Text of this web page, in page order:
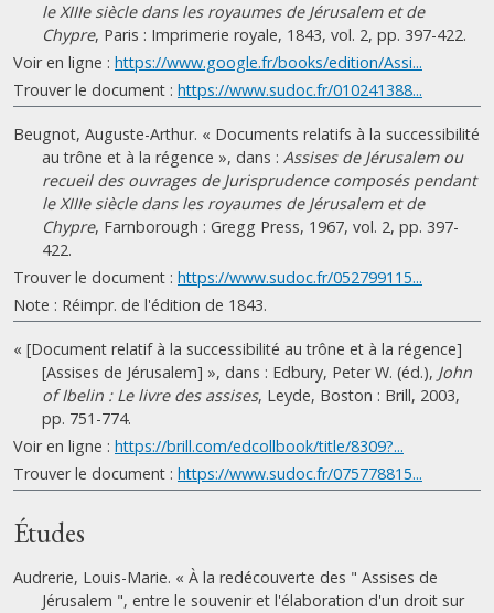
le XIIIe siècle dans les royaumes de Jérusalem et de
Chypre, Paris : Imprimerie royale, 1843, vol. 2, pp. 397-422.
Voir en ligne : https://www.google.fr/books/edition/Assi...
Trouver le document : https://www.sudoc.fr/010241388...
Beugnot, Auguste-Arthur. « Documents relatifs à la successibilité
au trône et à la régence », dans : Assises de Jérusalem ou
recueil des ouvrages de Jurisprudence composés pendant
le XIIIe siècle dans les royaumes de Jérusalem et de
Chypre, Farnborough : Gregg Press, 1967, vol. 2, pp. 397-
422.
Trouver le document : https://www.sudoc.fr/052799115...
Note : Réimpr. de l'édition de 1843.
« [Document relatif à la successibilité au trône et à la régence]
[Assises de Jérusalem] », dans : Edbury, Peter W. (éd.), John
of Ibelin : Le livre des assises, Leyde, Boston : Brill, 2003,
pp. 751-774.
Voir en ligne : https://brill.com/edcollbook/title/8309?...
Trouver le document : https://www.sudoc.fr/075778815...
Études
Audrerie, Louis-Marie. « À la redécouverte des " Assises de
Jérusalem ", entre le souvenir et l'élaboration d'un droit sur